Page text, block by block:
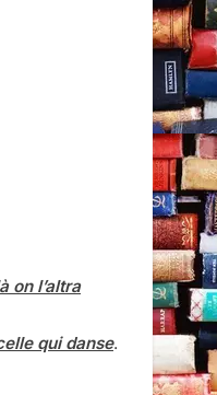
on l’altra
qui danse.